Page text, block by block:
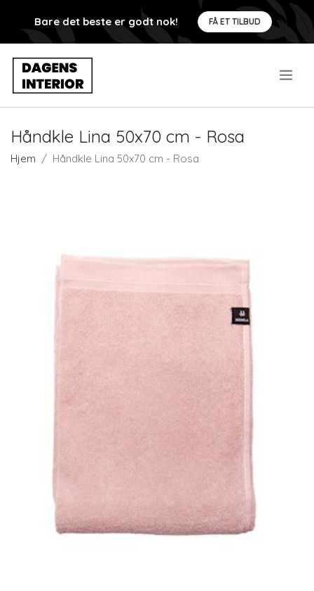
Bare det beste er godt nok! FÅ ET TILBUD
Håndkle Lina 50x70 cm - Rosa
Hjem Håndkle Lina 50x70 cm - Rosa